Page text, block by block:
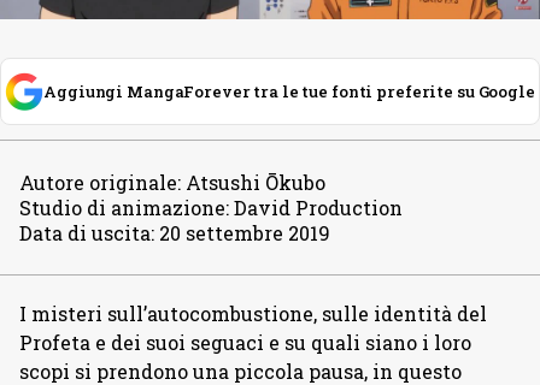
Aggiungi MangaForever tra le tue fonti preferite su Google
Autore originale: Atsushi Ōkubo
Studio di animazione:David Production
Data di uscita: 20 settembre 2019
I misteri sull’autocombustione, sulle identità del
Profeta e dei suoi seguaci e su quali siano i loro
scopi si prendono una piccola pausa, in questo